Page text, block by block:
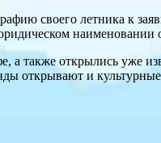
своего летника к
а также открылись уже
открывают и